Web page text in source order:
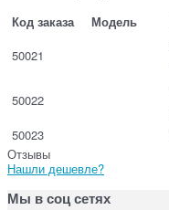
Код заказа
Модель
50021
50022
50023
Отзывы
Нашли дешевле?
Мы в соц сетях